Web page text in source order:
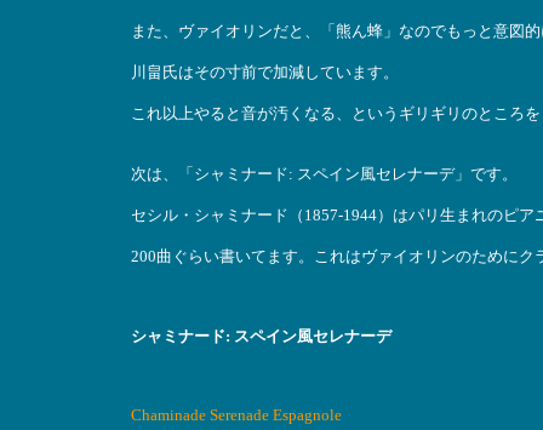
また、ヴァイオリンだと、「熊ん蜂」なのでもっと意図
川畠氏はその寸前で加減しています。
これ以上やると音が汚くなる、というギリギリのところ
次は、「シャミナード: スペイン風セレナーデ」です。
セシル・シャミナード（1857-1944）はパリ生まれのピ
200曲ぐらい書いてます。これはヴァイオリンのためにク
シャミナード: スペイン風セレナーデ
Chaminade Serenade Espagnole